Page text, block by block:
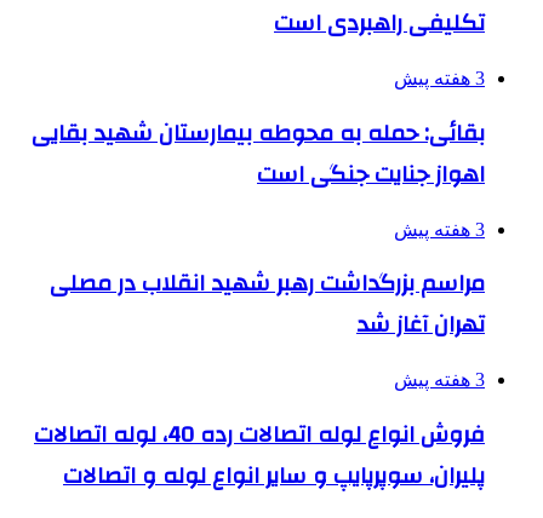
تکلیفی راهبردی است
3 هفته پیش
بقائی: حمله به محوطه بیمارستان شهید بقایی
اهواز جنایت جنگی است
3 هفته پیش
مراسم بزرگداشت رهبر شهید انقلاب در مصلی
تهران آغاز شد
3 هفته پیش
فروش انواع لوله اتصالات رده 40، لوله اتصالات
پلیران، سوپرپایپ و سایر انواع لوله و اتصالات